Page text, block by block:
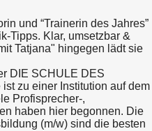
und “Trainerin des Jahres”
Tipps. Klar, umsetzbar &
Tatjana" hingegen lädt sie
DIE SCHULE DES
zu einer Institution auf dem
Profisprecher-,
haben hier begonnen. Die
(m/w) sind die besten